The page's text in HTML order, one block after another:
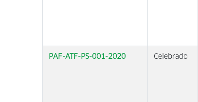
PAF-ATF-PS-001-2020 Celebrado